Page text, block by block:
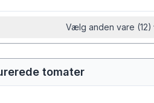
Vælg anden vare (12)
tomater